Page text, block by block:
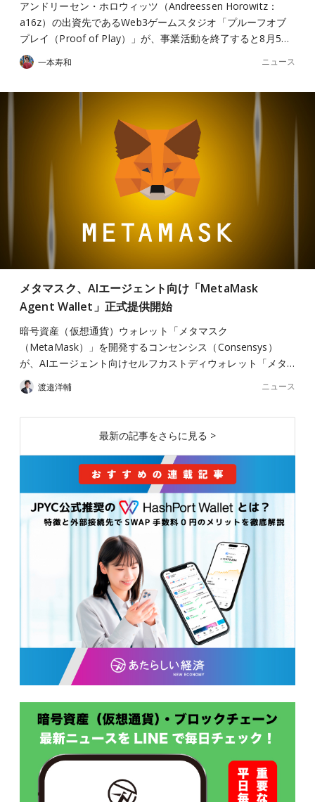
アンドリーセン・ホロウィッツ（Andreessen Horowitz：
a16z）の出資先であるWeb3ゲームスタジオ「プルーフオブ
プレイ（Proof of Play）」が、事業活動を終了すると8月5…
一本寿和 ニュース
メタマスク、AIエージェント向け「MetaMask
Agent Wallet」正式提供開始
暗号資産（仮想通貨）ウォレット「メタマスク
（MetaMask）」を開発するコンセンシス（Consensys）
が、AIエージェント向けセルフカストディウォレット「メタ…
渡邉洋輔 ニュース
最新の記事をさらに見る >